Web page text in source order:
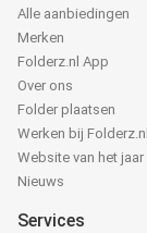
Alle aanbiedingen
Merken
Folderz.nl App
Over ons
Folder plaatsen
Werken bij Folderz.nl
Website van het jaar
Nieuws
Services